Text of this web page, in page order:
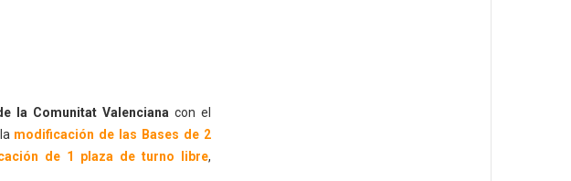
la Comunitat Valenciana con el
modificación de las Bases de 2
de 1 plaza de turno libre,